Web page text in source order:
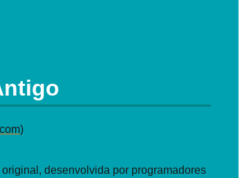
)
desenvolvida por programadores